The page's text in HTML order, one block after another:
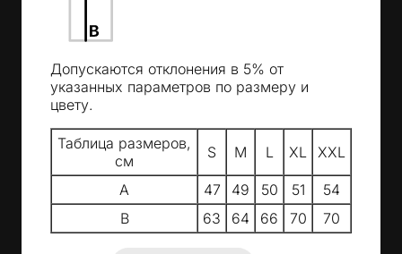
Допускаются отклонения в 5% от
указанных параметров по размеру и
цвету.
Таблица размеров,
см
S M L XL XXL
A 47 49 50 51
54
B
63 64 66 70 70